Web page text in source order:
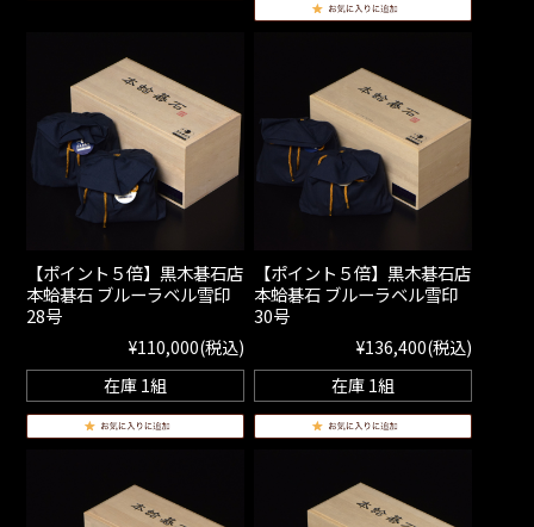
【ポイント５倍】黒木碁石店
本蛤碁石 ブルーラベル雪印
28号
¥110,000(税込)
在庫 1組
【ポイント５倍】黒木碁石店
本蛤碁石 ブルーラベル雪印
30号
¥136,400(税込)
在庫 1組